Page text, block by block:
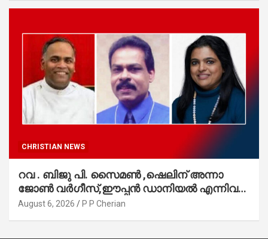
CHRISTIAN NEWS
റവ . ബിജു പി. സൈമൺ ,ഷെലിന് അന്നാ
ജോൺ വർഗീസ്,ഈപ്പൻ ഡാനിയൽ എന്നിവർ
മാർത്തോമാ സഭാ കൗൺസിലിലേക്കു
August 6, 2026 P P Cherian